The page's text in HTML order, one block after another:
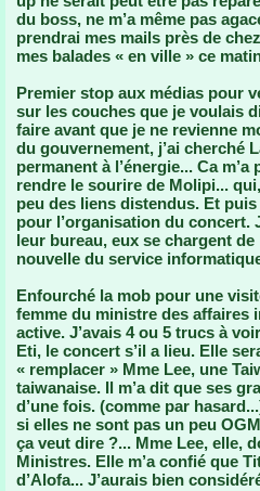
du boss, ne m’a même pas
prendrai mes mails près de
mes balades « en ville » ce
Premier stop aux médias pour
sur les couches que je voulais
faire avant que je ne revienne
du gouvernement, j’ai cherché
permanent à l’énergie... Ca
rendre le sourire de Molipi...
peu des liens distendus. Et
pour l’organisation du concert.
leur bureau, eux se chargent
nouvelle du service
Enfourché la mob pour une
femme du ministre des affaires
active. J’avais 4 ou 5 trucs à
Eti, le concert s’il a lieu. Elle
« remplacer » Mme Lee, une
taiwanaise. Il m’a dit que ses
d’une fois. (comme par
si elles ne sont pas un peu
ça veut dire ?... Mme Lee, elle,
Ministres. Elle m’a confié que
d’Alofa... J’aurais bien